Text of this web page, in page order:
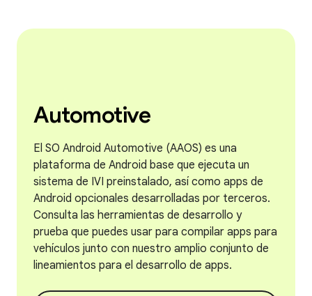
Automotive
El SO Android Automotive (AAOS) es una
plataforma de Android base que ejecuta un
sistema de IVI preinstalado, así como apps de
Android opcionales desarrolladas por terceros.
Consulta las herramientas de desarrollo y
prueba que puedes usar para compilar apps para
vehículos junto con nuestro amplio conjunto de
lineamientos para el desarrollo de apps.